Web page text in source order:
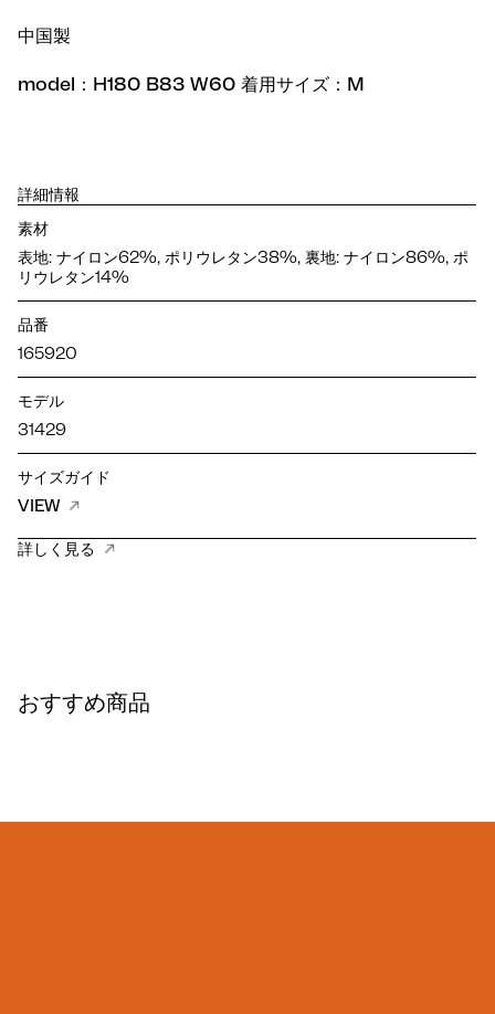
中国製
model：H180 B83 W60 着用サイズ：M
詳細情報
素材
表地: ナイロン62%, ポリウレタン38%, 裏地: ナイロン86%, ポ
リウレタン14%
品番
165920
モデル
31429
サイズガイド
VIEW
詳しく見る
おすすめ商品